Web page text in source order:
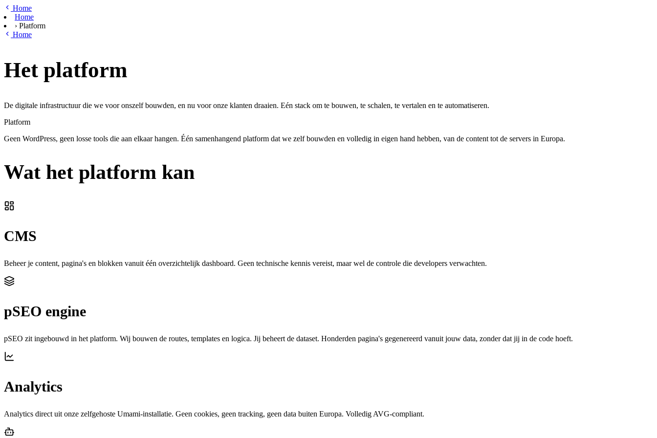
Ga naar hoofdinhoud
Home
Home
› Platform
Home
Het platform
De digitale infrastructuur die we voor onszelf bouwden, en nu voor onze klanten draaien. Eén stack om te bouwen, te schalen, te vertalen en te automatiseren.
Platform
Geen WordPress, geen losse tools die aan elkaar hangen. Één samenhangend platform dat we zelf bouwden en volledig in eigen hand hebben, van de content tot de servers in Europa.
Wat het platform kan
CMS
Beheer je content, pagina's en blokken vanuit één overzichtelijk dashboard. Geen technische kennis vereist, maar wel de controle die developers verwachten.
pSEO engine
pSEO zit ingebouwd in het platform. Wij bouwen de routes, templates en logica. Jij beheert de dataset. Honderden pagina's gegenereerd vanuit jouw data, zonder dat jij in de code hoeft.
Analytics
Analytics direct uit onze zelfgehoste Umami-installatie. Geen cookies, geen tracking, geen data buiten Europa. Volledig AVG-compliant.